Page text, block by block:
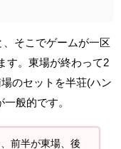
そこでゲームが一区
す。東場が終わって2
のセットを半荘(ハン
般的です。
前半が東場、後